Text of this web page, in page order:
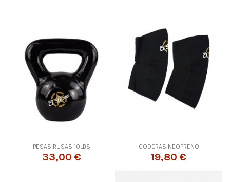
PESAS RUSAS 10LBS
33,00 €
CODERAS NEOPRENO
19,80 €